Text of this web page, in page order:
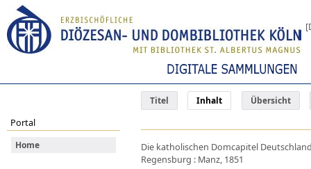
Titel Inhalt Übersicht
Portal
Home
Die katholischen Domcapitel
Regensburg : Manz, 1851